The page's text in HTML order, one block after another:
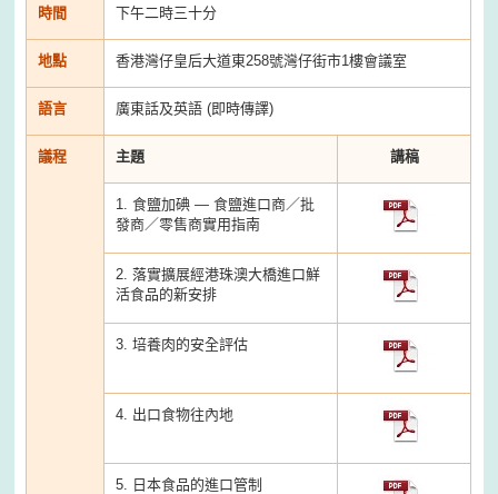
時間 下午二時三十分
地點 香港灣仔皇后大道東258號灣仔街市1樓會議室
語言 廣東話及英語 (即時傳譯)
議程 主題 講稿
1. 食鹽加碘 — 食鹽進口商／批
發商／零售商實用指南
2. 落實擴展經港珠澳大橋進口鮮
活食品的新安排
3. 培養肉的安全評估
4. 出口食物往內地
5. 日本食品的進口管制